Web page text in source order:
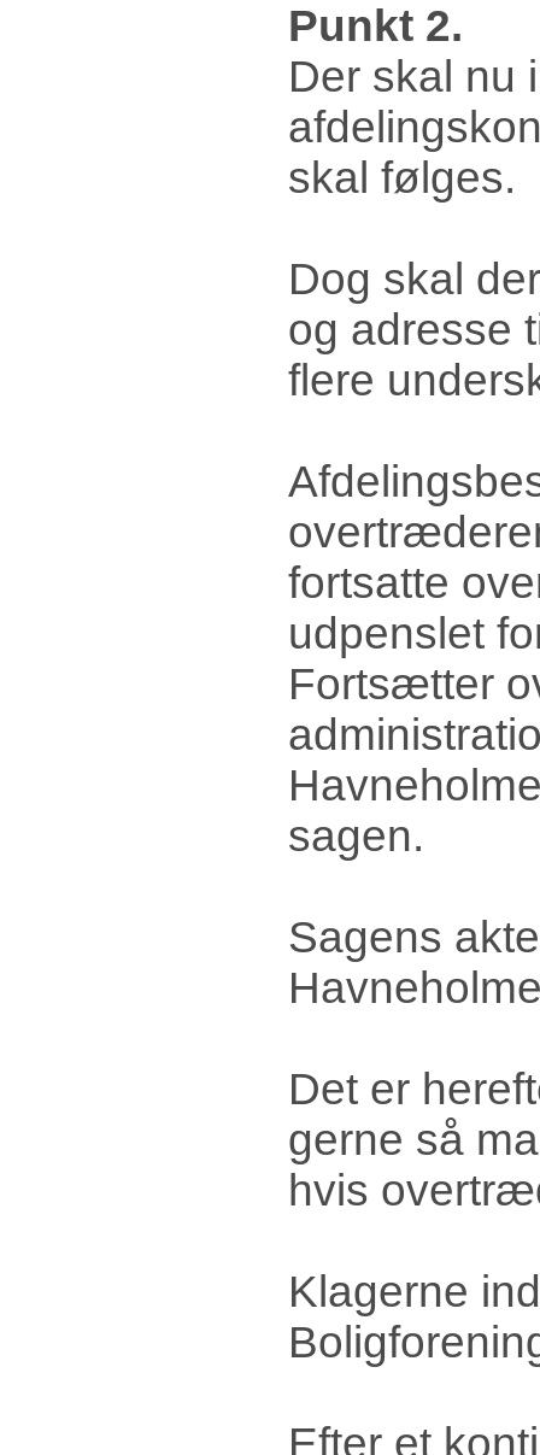
Punkt 2.
Der skal nu
skal følges.
Dog skal
og adresse
flere
fortsatte
udpenslet
Fortsætter
sagen.
Sagens
Det er
gerne så
hvis
Klagerne
Efter et